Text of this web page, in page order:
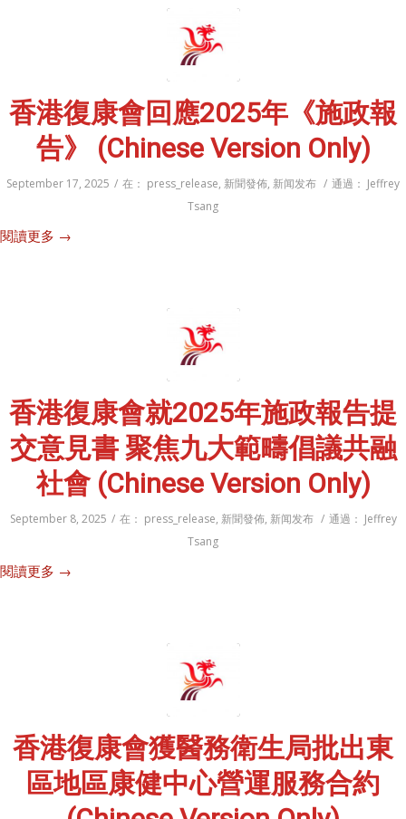
香港復康會回應2025年《施政報
告》 (Chinese Version Only)
September 17, 2025 / 在： press_release, 新聞發佈, 新闻发布 / 通過： Jeffrey
Tsang
閱讀更多 →
香港復康會就2025年施政報告提
交意見書 聚焦九大範疇倡議共融
社會 (Chinese Version Only)
September 8, 2025 / 在： press_release, 新聞發佈, 新闻发布 / 通過： Jeffrey
Tsang
閱讀更多 →
香港復康會獲醫務衛生局批出東
區地區康健中心營運服務合約